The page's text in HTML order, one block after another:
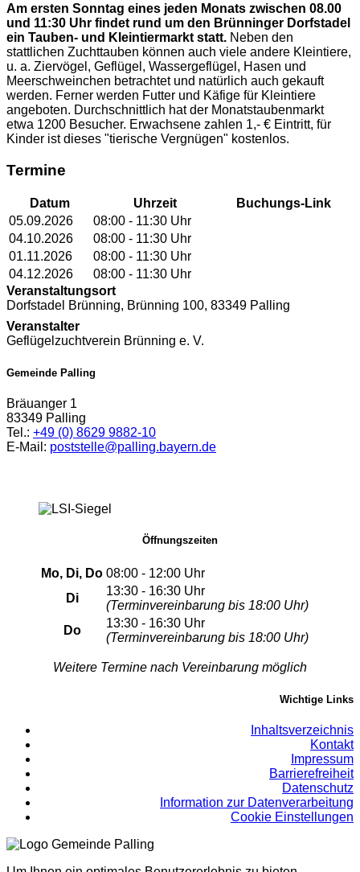
Am ersten Sonntag eines jeden Monats zwischen 08.00
und 11:30 Uhr findet rund um den Brünninger Dorfstadel
ein Tauben- und Kleintiermarkt statt. Neben den
stattlichen Zuchttauben können auch viele andere Kleintiere,
u. a. Ziervögel, Geflügel, Wassergeflügel, Hasen und
Meerschweinchen betrachtet und natürlich auch gekauft
werden. Ferner werden Futter und Käfige für Kleintiere
angeboten. Durchschnittlich hat der Monatstaubenmarkt
etwa 1200 Besucher. Erwachsene zahlen 1,- € Eintritt, für
Kinder ist dieses "tierische Vergnügen" kostenlos.
Termine
Datum Uhrzeit
Buchungs-Link
05.09.2026
08:00 ‐ 11:30 Uhr
04.10.2026
08:00 ‐ 11:30 Uhr
01.11.2026
08:00 ‐ 11:30 Uhr
04.12.2026
08:00 ‐ 11:30 Uhr
Veranstaltungsort
Dorfstadel Brünning, Brünning 100, 83349 Palling
Veranstalter
Geflügelzuchtverein Brünning e. V.
Gemeinde Palling
Bräuanger 1
83349 Palling
Tel.: +49 (0) 8629 9882-10
E-Mail: poststelle@palling.bayern.de
Öffnungszeiten
Mo, Di, Do 08:00 - 12:00 Uhr
Di
13:30 - 16:30 Uhr
(Terminvereinbarung bis 18:00 Uhr)
Do
13:30 - 16:30 Uhr
(Terminvereinbarung bis 18:00 Uhr)
Weitere Termine nach Vereinbarung möglich
Wichtige Links
Inhaltsverzeichnis
Kontakt
Impressum
Barrierefreiheit
Datenschutz
Information zur Datenverarbeitung
Cookie Einstellungen